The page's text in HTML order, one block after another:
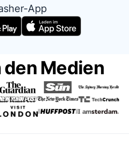
App
Medien